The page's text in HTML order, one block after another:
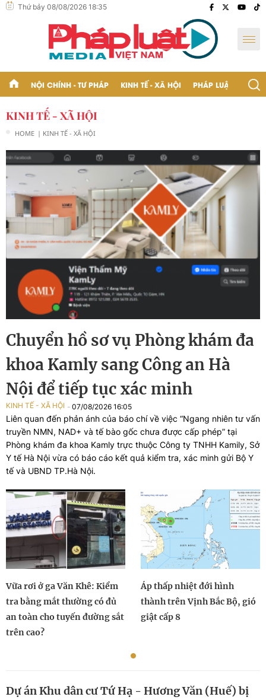
Thứ bảy 08/08/2026 18:35
NỘI CHÍNH - TƯ PHÁP KINH TẾ - XÃ HỘI PHÁP LUẬT - BẠN
KINH TẾ - XÃ HỘI
HOME | KINH TẾ - XÃ HỘI
Chuyển hồ sơ vụ Phòng khám đa
khoa Kamly sang Công an Hà
Nội để tiếp tục xác minh
KINH TẾ - XÃ HỘI 07/08/2026 16:05
Liên quan đến phản ánh của báo chí về việc “Ngang nhiên tư vấn
truyền NMN, NAD+ và tế bào gốc chưa được cấp phép” tại
Phòng khám đa khoa Kamly trực thuộc Công ty TNHH Kamily, Sở
Y tế Hà Nội vừa có báo cáo kết quả kiểm tra, xác minh gửi Bộ Y
tế và UBND TP.Hà Nội.
Vữa rơi ở ga Văn Khê: Kiểm
tra bằng mắt thường có đủ
an toàn cho tuyến đường sắt
trên cao?
Áp thấp nhiệt đới hình
thành trên Vịnh Bắc Bộ, gió
giật cấp 8
Dự án Khu dân cư Tứ Hạ - Hương Văn (Huế) bị